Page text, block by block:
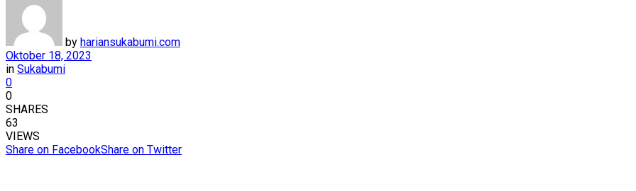
by hariansukabumi.com
Oktober 18, 2023
in Sukabumi
0
0
SHARES
63
VIEWS
Share on FacebookShare on Twitter